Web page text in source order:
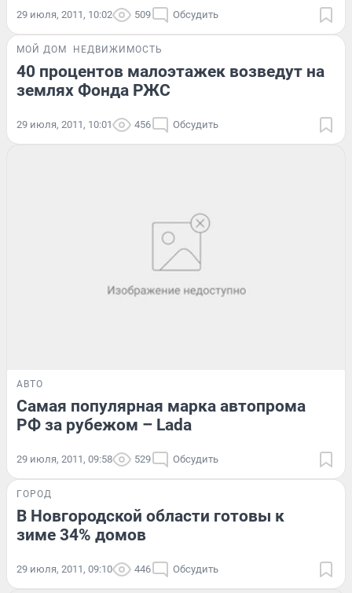
29 июля, 2011, 10:02 509 Обсудить
МОЙ ДОМ НЕДВИЖИМОСТЬ
40 процентов малоэтажек возведут на
землях Фонда РЖС
29 июля, 2011, 10:01 456 Обсудить
АВТО
Самая популярная марка автопрома
РФ за рубежом – Lada
29 июля, 2011, 09:58 529 Обсудить
ГОРОД
В Новгородской области готовы к
зиме 34% домов
29 июля, 2011, 09:10 446 Обсудить